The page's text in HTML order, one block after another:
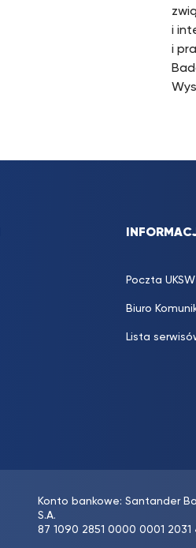
i
i
Poczta UKSW
Biuro
Lista
Konto bankowe: Santander
S.A.
87 1090 2851 0000 0001 2031